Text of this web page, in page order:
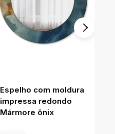
Espelho com moldura
impressa redondo
Mármore ônix